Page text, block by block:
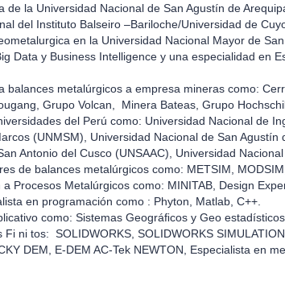
de la Universidad Nacional de San Agustín de
del Instituto Balseiro –Bariloche/Universidad de
en la Universidad Nacional Mayor de
Data y Business Intelligence y una especialidad en
balances metalúrgicos a empresa mineras como:
Grupo Volcan, Minera Bateas, Grupo
del Perú como: Universidad Nacional de
(UNMSM), Universidad Nacional de San Agustín
Antonio del Cusco (UNSAAC), Universidad
de balances metalúrgicos como: METSIM,
Procesos Metalúrgicos como: MINITAB, Design
en programación como : Phyton, Matlab, C++.
como: Sistemas Geográﬁcos y Geo
ni tos: SOLIDWORKS, SOLIDWORKS
DEM, E-DEM AC-Tek NEWTON, Especialista en